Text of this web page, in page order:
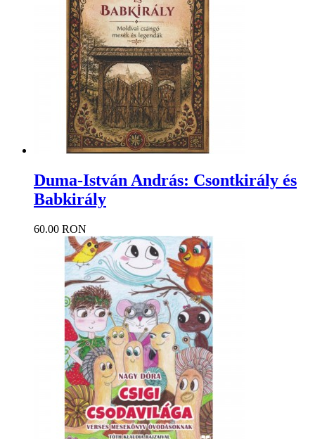
Duma-István András: Csontkirály és
Babkirály
60.00 RON